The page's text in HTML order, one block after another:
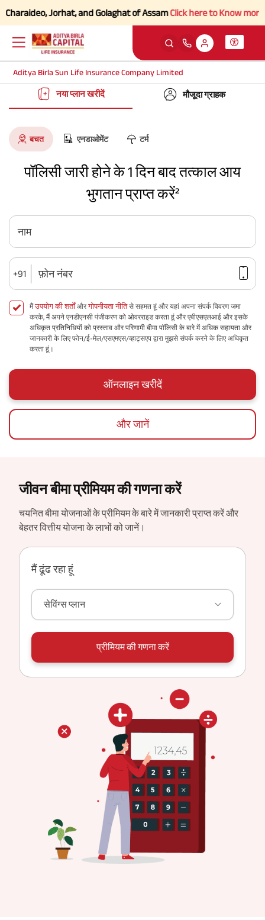
and Golaghat of AssamClick here to Know more.
Aditya Birla Sun Life Insurance Company Limited
नया प्लान खरीदें मौजूदा ग्राहक
बचत एनडाओमेंट टर्म
पॉलिसी जारी होने के 1 दिन बाद तत्काल आय
भुगतान प्राप्त करें²
नाम
+91 फ़ोन नंबर
मैंउपयोग की शर्तोंऔरगोपनीयता नीतिसे सहमत हूं और यहां अपना संपर्क विवरण जमा
करके, मैं अपने एनडीएनसी पंजीकरण को ओवरराइड करता हूं और एबीएसएलआई और इसके
अधिकृत प्रतिनिधियों को प्रस्ताव और परिणामी बीमा पॉलिसी के बारे में अधिक सहायता और
जानकारी के लिए फोन/ई-मेल/एसएमएस/व्हाट्सएप द्वारा मुझसे संपर्क करने के लिए अधिकृत
करता हूं।
ऑनलाइन खरीदें
और जानें
जीवन बीमा प्रीमियम की गणना करें
चयनित बीमा योजनाओं के प्रीमियम के बारे में जानकारी प्राप्त करें और
बेहतर वित्तीय योजना के लाभों को जानें।
मैं ढूंढ रहा हूं
सेविंग्स प्लान
प्रीमियम की गणना करें